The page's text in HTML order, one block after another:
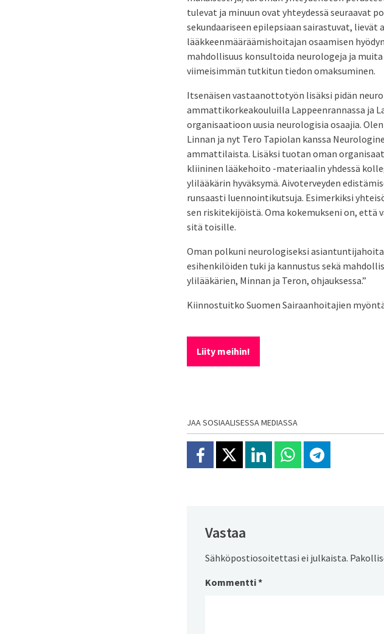
tulevat ja minuun ovat yhteydessä seuraavat
sekundaariseen epilepsiaan sairastuvat,
lääkkeenmääräämishoitajan osaamisen
mahdollisuus konsultoida neurologeja ja
viimeisimmän tutkitun tiedon omaksuminen.
Itsenäisen vastaanottotyön lisäksi pidän
ammattikorkeakouluilla Lappeenrannassa ja
organisaatioon uusia neurologisia osaajia.
Linnan ja nyt Tero Tapiolan kanssa
ammattilaista. Lisäksi tuotan oman
kliininen lääkehoito -materiaalin yhdessä
ylilääkärin hyväksymä. Aivoterveyden
runsaasti luennointikutsuja. Esimerkiksi
sen riskitekijöistä. Oma kokemukseni on,
sitä toisille.
Oman polkuni neurologiseksi
esihenkilöiden tuki ja kannustus sekä
ylilääkärien, Minnan ja Teron, ohjauksessa.”
Kiinnostuitko Suomen Sairaanhoitajien
Liity meihin!
JAA SOSIAALISESSA MEDIASSA
Jaa Facebookissa
Jaa X:ssäJaa Linkedinissä
Jaa Whatsappissa
Jaa Telegramissa
Vastaa
Sähköpostiosoitettasi ei julkaista.
Kommentti*